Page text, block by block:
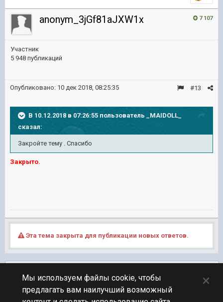
7 107
anonym_3jGf81aJXW1x
Участник
5 948 публикаций
#13
Опубликовано: 10 дек 2018, 08:25:35
В 10.12.2018 в 07:26:55 пользователь
_MAIDOLL_
сказал:
Закройте тему . Спасибо
Закрыто.
Эта тема закрыта для публикации новых ответов.
ПЕРЕЙТИ К СПИСКУ ТЕМ
Мы используем файлы cookie, чтобы
предлагать вам наилучший возможный
×